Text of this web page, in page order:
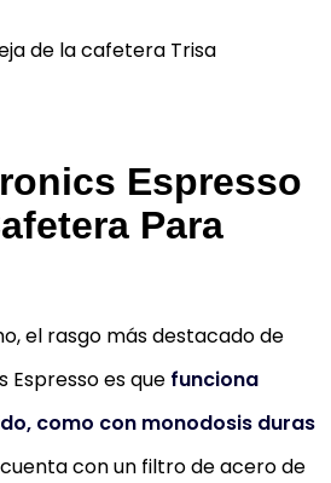
Espresso
Para
el rasgo más destacado de
Espresso es que funciona
como con monodosis duras
con un filtro de acero de